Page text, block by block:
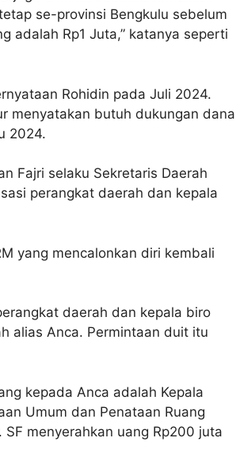
se-provinsi Bengkulu sebelum
adalah Rp1 Juta,” katanya seperti
Rohidin pada Juli 2024.
menyatakan butuh dukungan dana
2024.
Fajri selaku Sekretaris Daerah
perangkat daerah dan kepala
yang mencalonkan diri kembali
daerah dan kepala biro
alias Anca. Permintaan duit itu
kepada Anca adalah Kepala
Umum dan Penataan Ruang
SF menyerahkan uang Rp200 juta